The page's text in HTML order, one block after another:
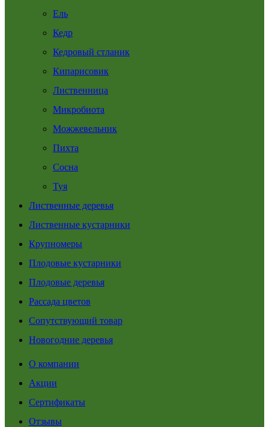
Ель
Кедр
Кедровый стланик
Кипарисовик
Лиственница
Микробиота
Можжевельник
Пихта
Сосна
Туя
Лиственные деревья
Лиственные кустарники
Крупномеры
Плодовые кустарники
Плодовые деревья
Рассада цветов
Сопутствующий товар
Новогодние деревья
О компании
Акции
Сертификаты
Отзывы